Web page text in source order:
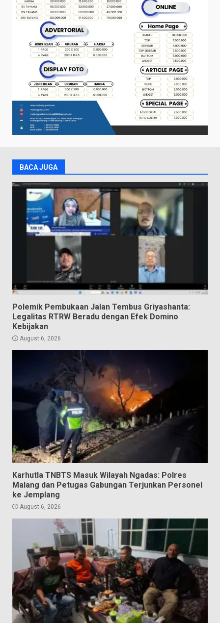
BACA JUGA
Polemik Pembukaan Jalan Tembus Griyashanta:
Legalitas RTRW Beradu dengan Efek Domino
Kebijakan
August 6, 2026
Karhutla TNBTS Masuk Wilayah Ngadas: Polres
Malang dan Petugas Gabungan Terjunkan Personel
ke Jemplang
August 6, 2026